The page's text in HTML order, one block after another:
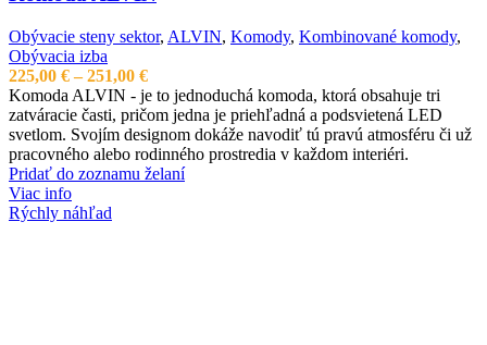
Obývacie steny sektor, ALVIN, Komody, Kombinované komody,
Obývacia izba
225,00 € – 251,00 €Price
range:
225,00 €
through
251,00 €
Komoda ALVIN - je to jednoduchá komoda, ktorá obsahuje tri
zatváracie časti, pričom jedna je priehľadná a podsvietená LED
svetlom. Svojím designom dokáže navodiť tú pravú atmosféru či už
pracovného alebo rodinného prostredia v každom interiéri.
Pridať do zoznamu želaní
Viac info
Rýchly náhľad